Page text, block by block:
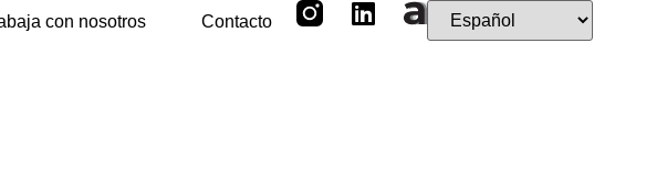
con nosotros Contacto